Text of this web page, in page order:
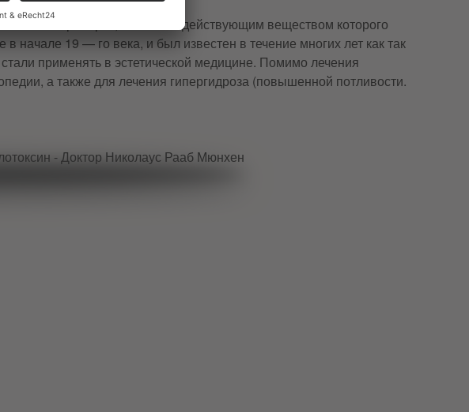
препарат, активным действующим веществом которого
начале 19 — го века, и был известен в течение многих лет как так
применять в эстетической медицине. Помимо лечения
а также для лечения гипергидроза (повышенной потливости.